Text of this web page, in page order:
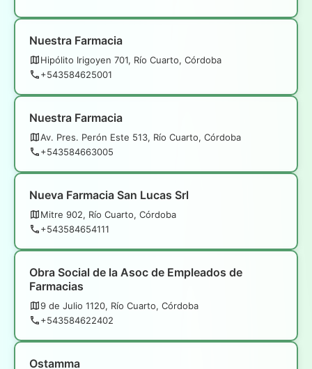
Nuestra Farmacia
Hipólito Irigoyen 701, Río Cuarto, Córdoba
+543584625001
Nuestra Farmacia
Av. Pres. Perón Este 513, Río Cuarto, Córdoba
+543584663005
Nueva Farmacia San Lucas Srl
Mitre 902, Río Cuarto, Córdoba
+543584654111
Obra Social de la Asoc de Empleados de
Farmacias
9 de Julio 1120, Río Cuarto, Córdoba
+543584622402
Ostamma